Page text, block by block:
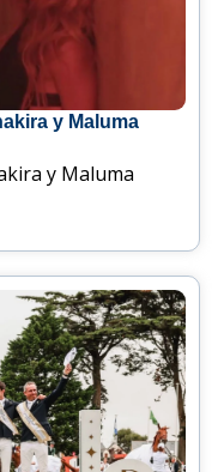
y Maluma
y Maluma